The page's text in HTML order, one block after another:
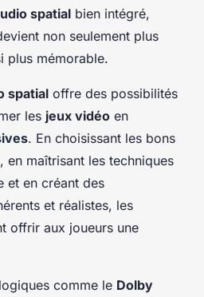
spatial bien intégré,
non seulement plus
plus mémorable.
spatial offre des possibilités
les jeux vidéo en
. En choisissant les bons
en maîtrisant les techniques
et en créant des
et réalistes, les
offrir aux joueurs une
comme le Dolby